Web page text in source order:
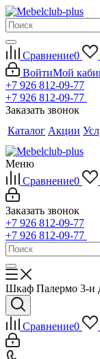
Сравнение0
ВойтиМой
+7 926 812-09-77
+7 926 812-09-77
Заказать звонок
Каталог Акции
Меню
Сравнение0
Заказать звонок
+7 926 812-09-77
+7 926 812-09-77
Шкаф Палермо 3-и
Сравнение0